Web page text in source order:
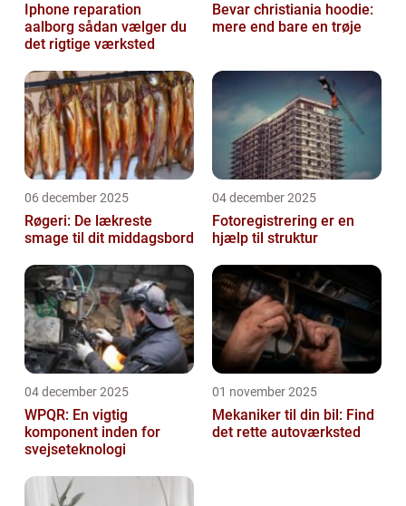
Iphone reparation
aalborg sådan vælger du
det rigtige værksted
Bevar christiania hoodie:
mere end bare en trøje
06 december 2025
Røgeri: De lækreste
smage til dit middagsbord
04 december 2025
Fotoregistrering er en
hjælp til struktur
04 december 2025
WPQR: En vigtig
komponent inden for
svejseteknologi
01 november 2025
Mekaniker til din bil: Find
det rette autoværksted